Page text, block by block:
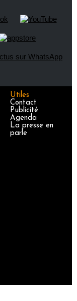
Utiles
Contact
Publicité
Agenda
La presse en
parle